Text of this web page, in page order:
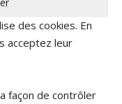
des cookies. En
acceptez leur
façon de contrôler